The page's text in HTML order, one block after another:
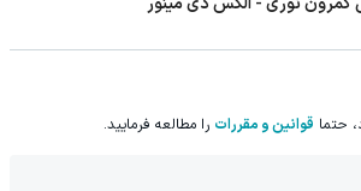
حتما قوانین و مقررات را مطالعه فرمایید.